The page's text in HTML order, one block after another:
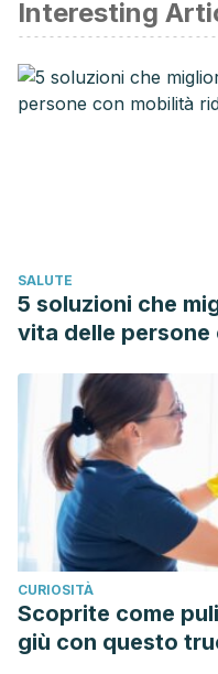
Interesting
SALUTE
5 soluzioni che
vita delle
CURIOSITÀ
Scoprite come
giù con questo